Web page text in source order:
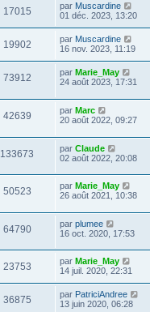
17015 par Muscardine
01 déc. 2023, 13:20
19902 par Muscardine
16 nov. 2023, 11:19
73912 par Marie_May
24 août 2023, 17:31
42639 par Marc
20 août 2022, 09:27
133673 par Claude
02 août 2022, 20:08
50523 par Marie_May
26 août 2021, 10:38
64790 par plumee
16 oct. 2020, 17:53
23753 par Marie_May
14 juil. 2020, 22:31
36875 par PatriciAndree
13 juin 2020, 06:28